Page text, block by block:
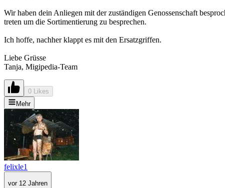
Wir haben dein Anliegen mit der zuständigen Genossenschaft
treten um die Sortimentierung zu besprechen.
Ich hoffe, nachher klappt es mit den Ersatzgriffen.
Liebe Grüsse
Tanja, Migipedia-Team
0 Likes
Mehr
felixle1
vor 12 Jahren